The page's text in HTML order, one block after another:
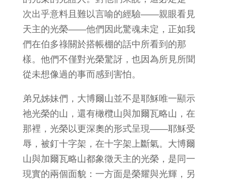
次出乎意料且難以言喻的經驗——親眼看見
天主的光榮——他們因此驚魂未定，正如我
們在伯多祿關於搭帳棚的話中所看到的那
樣。他們不僅對光榮驚訝，也因為所見所聞
從未想像過的事而感到害怕。
弟兄姊妹們，大博爾山並不是耶穌唯一顯示
祂光榮的山，還有橄欖山與加爾瓦略山，在
那裡，光榮以更深奧的形式呈現——耶穌受
辱，被釘十字架，在十字架上斷氣。大博爾
山與加爾瓦略山都象徵天主的光榮，是同一
現實的兩個面貌：一方面是榮耀與光輝，另